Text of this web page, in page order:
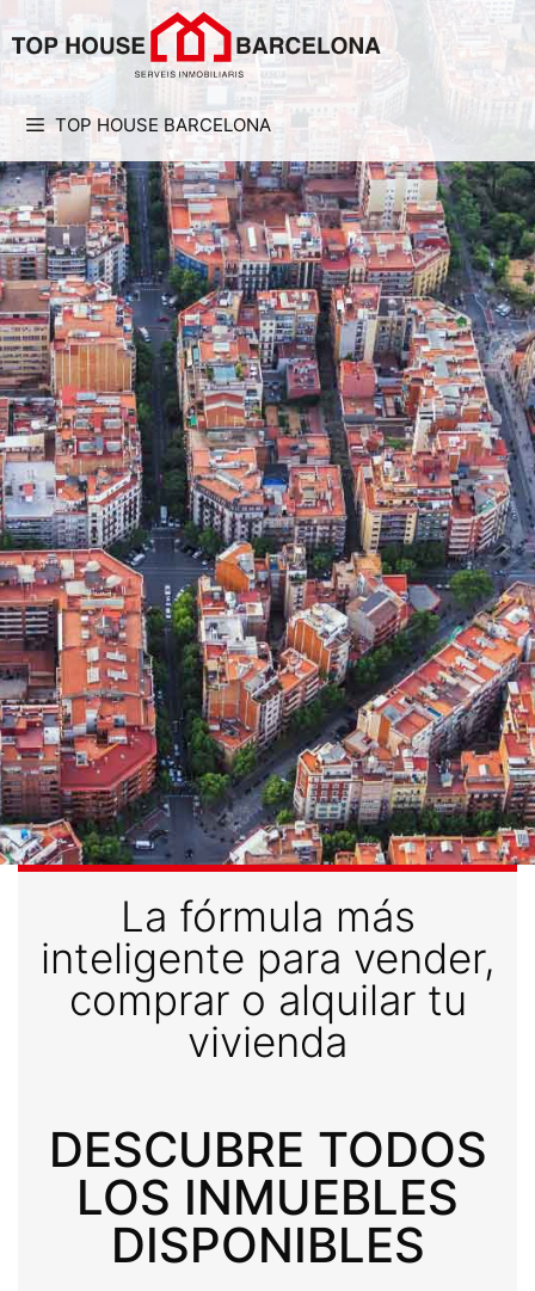
TOP HOUSE BARCELONA
La fórmula más
inteligente para vender,
comprar o alquilar tu
vivienda
DESCUBRE TODOS
LOS INMUEBLES
DISPONIBLES